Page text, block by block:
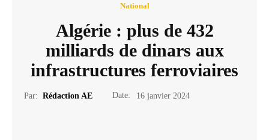
National
Algérie : plus de 432
milliards de dinars aux
infrastructures ferroviaires
Par: Rédaction AE Date: 16 janvier 2024